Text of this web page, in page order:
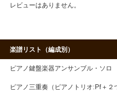
レビューはありません。
楽譜リスト（編成別）
ピアノ鍵盤楽器アンサンブル・ソロ
ピアノ三重奏（ピアノトリオ:Pf＋２